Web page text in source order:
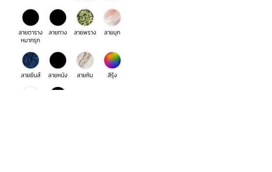
ลายตาราง
หมากรุก
ลายทาง ลายพราง ลายมุก
ลายยีนส์ ลายหนัง ลายหิน สีรุ้ง